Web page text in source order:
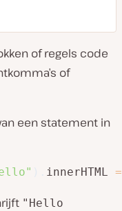
of regels code
of
een statement in
innerHTML =
"Hello